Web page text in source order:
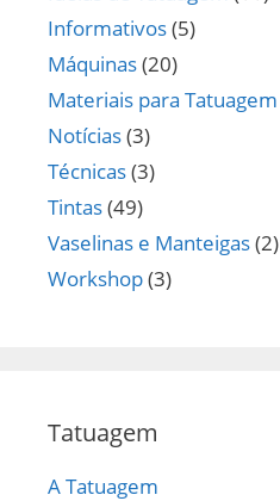
Informativos(5)
Máquinas(20)
Materiais para Tatuagem
Notícias(3)
Técnicas(3)
Tintas(49)
Vaselinas e Manteigas(2)
Workshop(3)
Tatuagem
A Tatuagem